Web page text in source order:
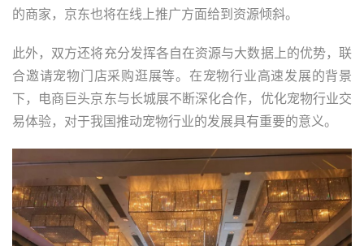
的商家，京东也将在线上推广方面给到资源倾斜。
此外，双方还将充分发挥各自在资源与大数据上的优势，联
合邀请宠物门店采购逛展等。在宠物行业高速发展的背景
下，电商巨头京东与长城展不断深化合作，优化宠物行业交
易体验，对于我国推动宠物行业的发展具有重要的意义。